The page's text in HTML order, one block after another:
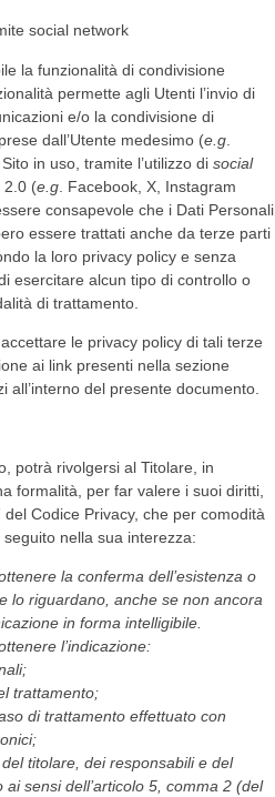
social network
la funzionalità di condivisione
permette agli Utenti l’invio di
e/o la condivisione di
dall’Utente medesimo (e.g
Sito in uso, tramite l’utilizzo di social
2.0 (e.g . Facebook, X, Instagram
consapevole che i Dati Personali
essere trattati anche da terze parti
la loro privacy policy e senza
esercitare alcun tipo di controllo o
di trattamento.
le privacy policy di tali terze
ai link presenti nella sezione
all’interno del presente documento.
potrà rivolgersi al Titolare, in
formalità, per far valere i suoi diritti,
Codice Privacy, che per comodità
nella sua interezza:
la conferma dell’esistenza o
lo riguardano, anche se non ancora
in forma intelligibile.
l’indicazione:
trattamento;
di trattamento effettuato con
titolare, dei responsabili e del
sensi dell’articolo 5, comma 2 (del